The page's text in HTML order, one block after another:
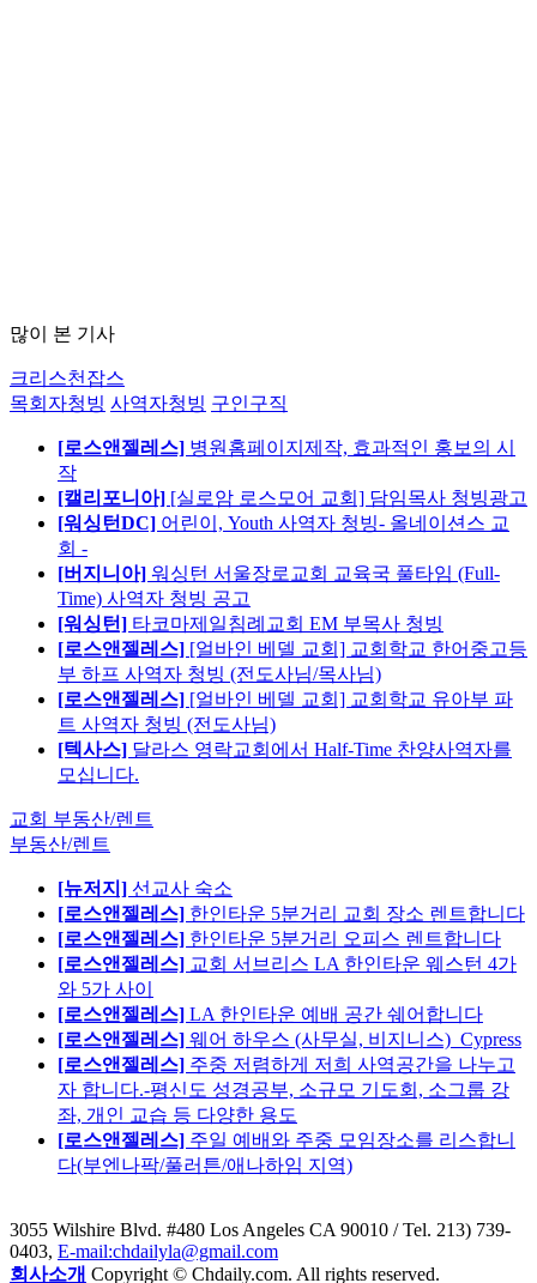
많이 본 기사
크리스천잡스
목회자청빙 사역자청빙 구인구직
[로스앤젤레스] 병원홈페이지제작, 효과적인 홍보의 시
작
[캘리포니아] [실로암 로스모어 교회] 담임목사 청빙광고
[워싱턴DC] 어린이, Youth 사역자 청빙- 올네이션스 교
회 -
[버지니아] 워싱턴 서울장로교회 교육국 풀타임 (Full-
Time) 사역자 청빙 공고
[워싱턴] 타코마제일침례교회 EM 부목사 청빙
[로스앤젤레스] [얼바인 베델 교회] 교회학교 한어중고등
부 하프 사역자 청빙 (전도사님/목사님)
[로스앤젤레스] [얼바인 베델 교회] 교회학교 유아부 파
트 사역자 청빙 (전도사님)
[텍사스] 달라스 영락교회에서 Half-Time 찬양사역자를
모십니다.
교회 부동산/렌트
부동산/렌트
[뉴저지] 선교사 숙소
[로스앤젤레스] 한인타운 5분거리 교회 장소 렌트합니다
[로스앤젤레스] 한인타운 5분거리 오피스 렌트합니다
[로스앤젤레스] 교회 서브리스 LA 한인타운 웨스턴 4가
와 5가 사이
[로스앤젤레스] LA 한인타운 예배 공간 쉐어합니다
[로스앤젤레스] 웨어 하우스 (사무실, 비지니스)_Cypress
[로스앤젤레스] 주중 저렴하게 저희 사역공간을 나누고
자 합니다.-평신도 성경공부, 소규모 기도회, 소그룹 강
좌, 개인 교습 등 다양한 용도
[로스앤젤레스] 주일 예배와 주중 모임장소를 리스합니
다(부엔나팍/풀러튼/애나하임 지역)
3055 Wilshire Blvd. #480 Los Angeles CA 90010 / Tel. 213) 739-
0403, E-mail:chdailyla@gmail.com
회사소개 Copyright © Chdaily.com. All rights reserved.